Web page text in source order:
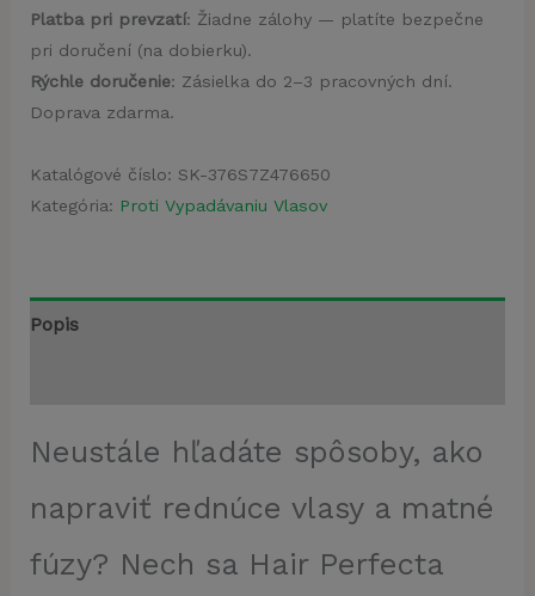
Platba pri prevzatí: Žiadne zálohy — platíte bezpečne
pri doručení (na dobierku).
Rýchle doručenie: Zásielka do 2–3 pracovných dní.
Doprava zdarma.
Katalógové číslo: SK-376S7Z476650
Kategória: Proti Vypadávaniu Vlasov
Popis
Neustále hľadáte spôsoby, ako
napraviť rednúce vlasy a matné
fúzy? Nech sa Hair Perfecta